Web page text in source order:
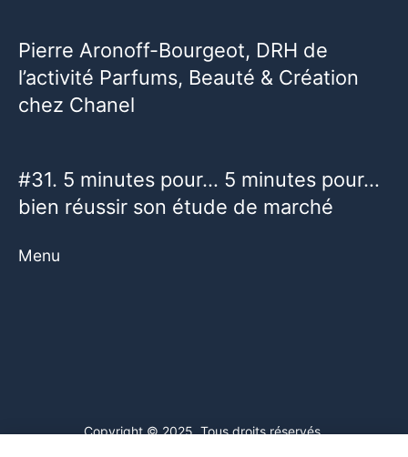
Pierre Aronoff-Bourgeot, DRH de
l’activité Parfums, Beauté & Création
chez Chanel
#31. 5 minutes pour… 5 minutes pour…
bien réussir son étude de marché
Menu
Copyright © 2025. Tous droits réservés.